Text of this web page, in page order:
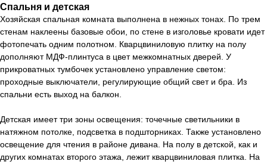
Спальня и детская
Хозяйская спальная комната выполнена в нежных тонах. По трем
стенам наклеены базовые обои, по стене в изголовье кровати идет
фотопечать одним полотном. Кварцвиниловую плитку на полу
дополняют МДФ-плинтуса в цвет межкомнатных дверей. У
прикроватных тумбочек установлено управление светом:
проходные выключатели, регулирующие общий свет и бра. Из
спальни есть выход на балкон.
Детская имеет три зоны освещения: точечные светильники в
натяжном потолке, подсветка в подшторниках. Также установлено
освещение для чтения в районе дивана. На полу в детской, как и
других комнатах второго этажа, лежит кварцвиниловая плитка. На